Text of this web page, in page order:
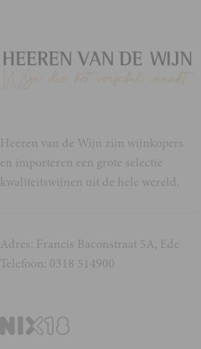
Heeren van de Wijn zijn wijnkopers
en importeren een grote selectie
kwaliteitswijnen uit de hele wereld.
Adres: Francis Baconstraat 5A, Ede
Telefoon: 0318 514900